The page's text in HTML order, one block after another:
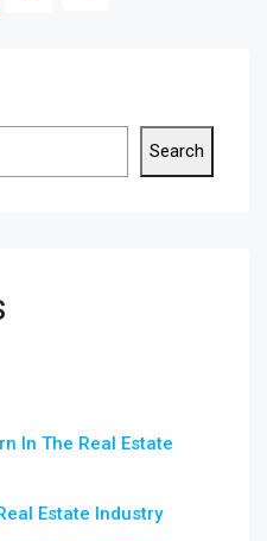
Search
In The Real Estate
Estate Industry